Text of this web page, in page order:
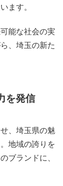
ます。
能な社会の実
、埼玉の新た
を発信
、埼玉県の魅
地域の誇りを
ブランドに、